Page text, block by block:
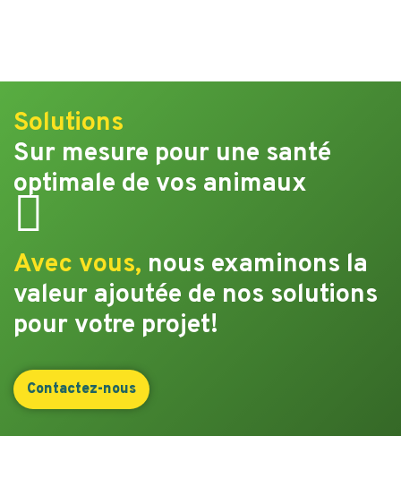
Solutions
Sur mesure pour une santé
optimale de vos animaux
Avec vous, nous examinons la
valeur ajoutée de nos solutions
pour votre projet!
Contactez-nous